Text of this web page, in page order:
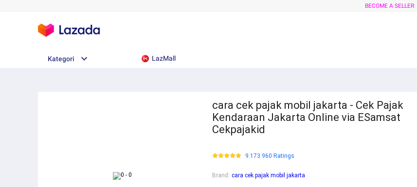
BECOME A SELLER
Kategori LazMall
cara cek pajak mobil jakarta - Cek Pajak
Kendaraan Jakarta Online via ESamsat
Cekpajakid
9.173.960 Ratings
Brand : cara cek pajak mobil jakarta